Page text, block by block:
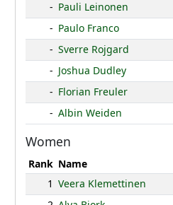
- Pauli Leinonen
- Paulo Franco
- Sverre Rojgard
- Joshua Dudley
- Florian Freuler
- Albin Weiden
Women
Rank Name
1 Veera Klemettinen